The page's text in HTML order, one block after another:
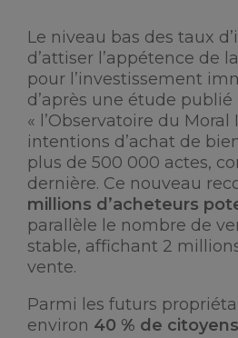
Le niveau bas des taux
d’attiser l’appétence de
pour l’investissement
d’après une étude
« l’Observatoire du
intentions d’achat de
plus de 500 000 actes,
dernière. Ce nouveau
millions d’acheteurs
parallèle le nombre de
stable, affichant 2
vente.
Parmi les futurs
environ 40 % de